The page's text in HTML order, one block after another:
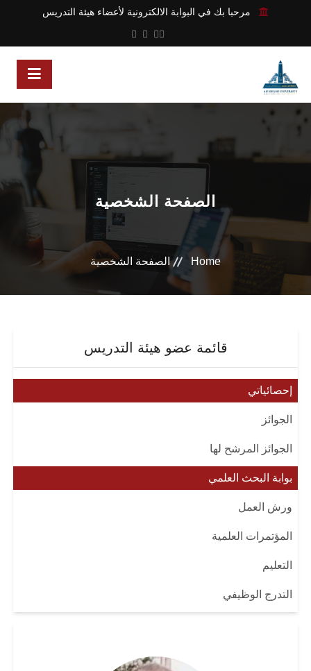
مرحبا بك في البوابة الالكترونية لأعضاء هيئة التدريس
الصفحة الشخصية
Home الصفحة الشخصية
قائمة عضو هيئة التدريس
إحصائياتي
الجوائز
الجوائز المرشح لها
بوابة البحث العلمي
ورش العمل
المؤتمرات العلمية
التعليم
التدرج الوظيفي